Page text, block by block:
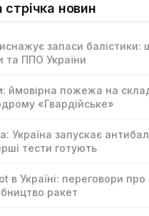
новин
запаси балістики:
та ППО України
ймовірна пожежа на
«Гвардійське»
Україна запускає
тести готують
в Україні: переговори про
ракет